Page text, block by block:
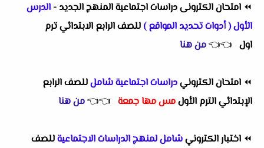
⏪ امتحان الكترونى دراسات اجتماعيةالمنهج الجديد - الدرس
الأول ( أدوات تحديد المواقع ) للصف الرابع الابتدائي ترم
اول 👈
👈من هنا
⏪ امتحان الكترونيدراسات اجتماعية شاملللصف الرابع
الإبتدائي الترم الأولمس مها جمعة 👈
👈من هنا
⏪ اختبار الكترونيشامل لمنهج الدراسات الاجتماعيةللصف